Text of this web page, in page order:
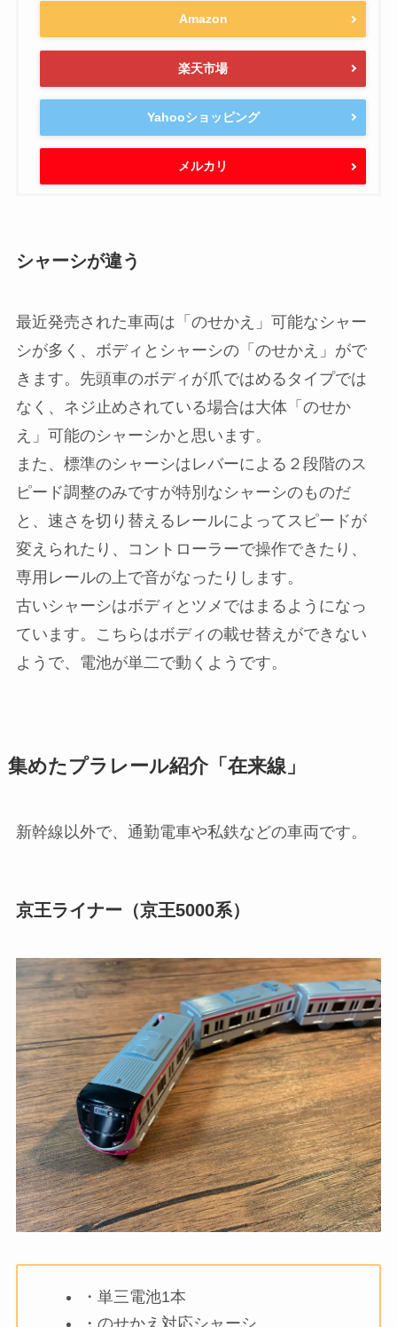
Amazon
楽天市場
Yahooショッピング
メルカリ
シャーシが違う
最近発売された車両は「のせかえ」可能なシャー
シが多く、ボディとシャーシの「のせかえ」がで
きます。先頭車のボディが爪ではめるタイプでは
なく、ネジ止めされている場合は大体「のせか
え」可能のシャーシかと思います。
また、標準のシャーシはレバーによる２段階のス
ピード調整のみですが特別なシャーシのものだ
と、速さを切り替えるレールによってスピードが
変えられたり、コントローラーで操作できたり、
専用レールの上で音がなったりします。
古いシャーシはボディとツメではまるようになっ
ています。こちらはボディの載せ替えができない
ようで、電池が単二で動くようです。
集めたプラレール紹介「在来線」
新幹線以外で、通勤電車や私鉄などの車両です。
京王ライナー（京王5000系）
・単三電池1本